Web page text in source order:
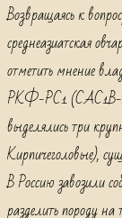
Возвращаясь к
среднеазиатская
отметить мнение
РКФ-РС1 (САС1В-
выделялись три
Кирпичеголовые),
В Россию завозили
разделить породу